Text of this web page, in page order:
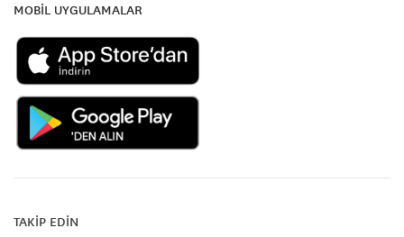
MOBİL UYGULAMALAR
TAKİP EDİN